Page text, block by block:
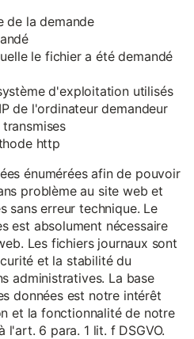
de la demande
le fichier a été demandé
d'exploitation utilisés
de l'ordinateur demandeur
http
énumérées afin de pouvoir
problème au site web et
sans erreur technique. Le
est absolument nécessaire
Les fichiers journaux sont
et la stabilité du
administratives. La base
données est notre intérêt
et la fonctionnalité de notre
6 para. 1 lit. f DSGVO.